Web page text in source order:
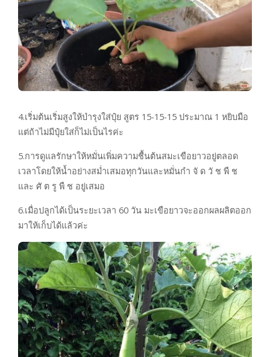
4.เริ่มต้นเริ่มสูงให้บำรุงใส่ปุ๋ย สูตร 15-15-15 ประมาณ 1 หยิบมือ
แต่ถ้าไม่มีปุ๋ยใส่ก็ไม่เป็นไรค่ะ
5.การดูแลรักษาให้หมั่นเพิ่มความชื้นต้นสมะเขือยาวอยู่ตลอด
เวลาโดยให้น้ำอย่างสม่ำเสมอทุกวันและหมั่นกำ จั ด วั ช พื ช
และ ศั ต รู พื ช อยู่เสมอ
6.เมื่อปลูกได้เป็นระยะเวลา 60 วัน มะเขือยาวจะออกผลผลิตออก
มาให้เก็บได้แล้วค่ะ